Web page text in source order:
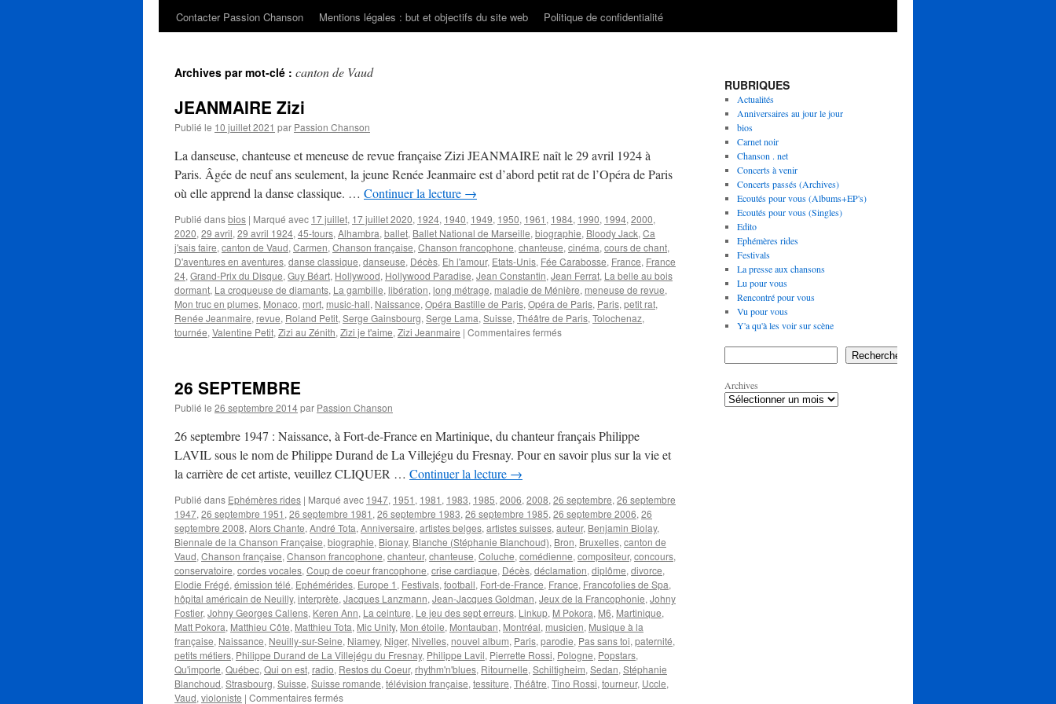
Contacter Passion Chanson
Mentions légales : but et objectifs du site web Politique de confidentialité
Archives par mot-clé : canton de Vaud
JEANMAIRE Zizi
Publié le 10 juillet 2021 par Passion Chanson
La danseuse, chanteuse et meneuse de revue française Zizi JEANMAIRE naît le 29 avril 1924 à
Paris. Âgée de neuf ans seulement, la jeune Renée Jeanmaire est d’abord petit rat de l’Opéra de Paris
où elle apprend la danse classique. … Continuer la lecture →
Publié dansbios | Marqué avec 17 juillet, 17 juillet 2020, 1924, 1940, 1949, 1950, 1961 , 1984, 1990, 1994, 2000,
2020, 29 avril, 29 avril 1924, 45-tours, Alhambra, ballet, Ballet National de Marseille, biographie, Bloody Jack, Ca
j'sais faire, canton de Vaud, Carmen, Chanson française, Chanson francophone, chanteuse, cinéma, cours de chant,
D'aventures en aventures, danse classique, danseuse, Décès, Eh l'amour, Etats-Unis, Fée Carabosse, France, France
24, Grand-Prix du Disque, Guy Béart, Hollywood, Hollywood Paradise, Jean Constantin, Jean Ferrat, La belle au bois
dormant, La croqueuse de diamants, La gambille, libération, long métrage, maladie de Ménière, meneuse de revue,
Mon truc en plumes, Monaco, mort, music-hall, Naissance, Opéra Bastille de Paris, Opéra de Paris, Paris, petit rat,
Renée Jeanmaire, revue, Roland Petit, Serge Gainsbourg, Serge Lama, Suisse, Théâtre de Paris, Tolochenaz,
tournée, Valentine Petit, Zizi au Zénith, Zizi je t'aime, Zizi Jeanmaire | Commentaires ferméssur
26 SEPTEMBRE
Publié le 26 septembre 2014par Passion Chanson
26 septembre 1947 : Naissance, à Fort-de-France en Martinique, du chanteur français Philippe
LAVIL sous le nom de Philippe Durand de La Villejégu du Fresnay. Pour en savoir plus sur la vie et
la carrière de cet artiste, veuillez CLIQUER … Continuer la lecture →
Publié dans Ephémères rides | Marqué avec 1947, 1951 , 1981 , 1983, 1985, 2006, 2008, 26 septembre, 26 septembre
1947, 26 septembre 1951 , 26 septembre 1981 , 26 septembre 1983, 26 septembre 1985, 26 septembre 2006, 26
septembre 2008, Alors Chante, André Tota, Anniversaire, artistes belges, artistes suisses, auteur, Benjamin Biolay,
Biennale de la Chanson Française, biographie, Bionay, Blanche (Stéphanie Blanchoud), Bron, Bruxelles, canton de
Vaud, Chanson française, Chanson francophone, chanteur, chanteuse, Coluche, comédienne, compositeur, concours,
conservatoire, cordes vocales, Coup de coeur francophone, crise cardiaque, Décès, déclamation, diplôme, divorce,
Elodie Frégé, émission télé, Ephémérides, Europe 1 , Festivals, football, Fort-de-France, France, Francofolies de Spa,
hôpital américain de Neuilly, interprète, Jacques Lanzmann, Jean-Jacques Goldman, Jeux de la Francophonie, Johny
Fostier, Johny Georges Callens, Keren Ann, La ceinture, Le jeu des sept erreurs, Linkup, M Pokora, M6, Martinique,
Matt Pokora, Matthieu Côte, Matthieu Tota, Mic Unity, Mon étoile, Montauban, Montréal, musicien, Musique à la
française, Naissance, Neuilly-sur-Seine, Niamey, Niger, Nivelles, nouvel album, Paris, parodie, Pas sans toi, paternité,
petits métiers, Philippe Durand de La Villejégu du Fresnay, Philippe Lavil, Pierrette Rossi, Pologne, Popstars,
Qu'importe, Québec, Qui on est, radio, Restos du Coeur, rhythm'n'blues, Ritournelle, Schiltigheim, Sedan, Stéphanie
Blanchoud, Strasbourg, Suisse, Suisse romande, télévision française, tessiture, Théâtre, Tino Rossi, tourneur, Uccle,
Vaud, violoniste | Commentaires ferméssur
RUBRIQUES
Actualités
Anniversaires au jour le jour
bios
Carnet noir
Chanson . net
Concerts à venir
Concerts passés (Archives)
Ecoutés pour vous (Albums+EP's)
Ecoutés pour vous (Singles)
Edito
Ephémères rides
Festivals
La presse aux chansons
Lu pour vous
Rencontré pour vous
Vu pour vous
Y'a qu'à les voir sur scène
Rechercher
Archives